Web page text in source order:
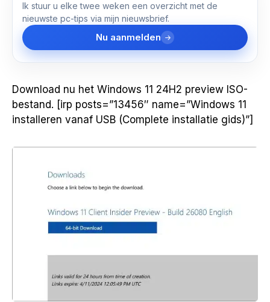
Ik stuur u elke twee weken een overzicht met de
nieuwste pc-tips via mijn nieuwsbrief.
Nu aanmelden
Download nu het Windows 11 24H2 preview ISO-
bestand. [irp posts=”13456″ name=”Windows 11
installeren vanaf USB (Complete installatie gids)”]